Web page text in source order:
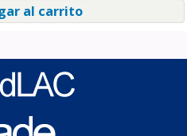
al carrito